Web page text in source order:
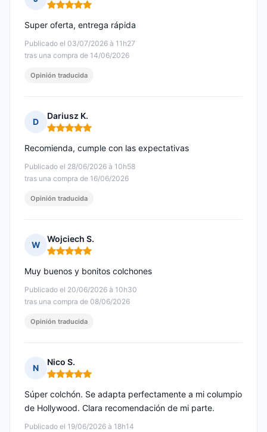
Nota: 5 de 5
Publicado el 03/07/2026 à 11h27
tras una compra de 14/06/2026
Super oferta, entrega rápida
Opinión traducida
D
Dariusz K.
Nota: 5 de 5
Publicado el 28/06/2026 à 10h58
tras una compra de 16/06/2026
Recomienda, cumple con las expectativas
Opinión traducida
W
Wojciech S.
Nota: 5 de 5
Publicado el 20/06/2026 à 10h30
tras una compra de 08/06/2026
Muy buenos y bonitos colchones
Opinión traducida
N
Nico S.
Nota: 5 de 5
Publicado el 19/06/2026 à 18h14
Súper colchón. Se adapta perfectamente a mi columpio
de Hollywood. Clara recomendación de mi parte.